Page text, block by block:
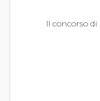
Il concorso